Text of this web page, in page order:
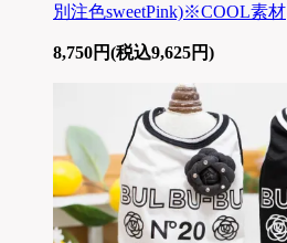
別注色sweetPink)※COOL素材
8,750円(税込9,625円)